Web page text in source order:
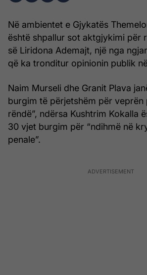
Në ambientet e Gjykatës
është shpallur sot aktgjykimi për
së Liridona Ademajt, një nga
që ka tronditur opinionin publik
Naim Murseli dhe Granit Plava
burgim të përjetshëm për veprën
rëndë”, ndërsa Kushtrim Kokalla
30 vjet burgim për “ndihmë në
penale”.